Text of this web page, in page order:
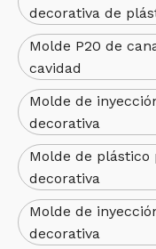
decorativa de
Molde P20 de
cavidad
Molde de
decorativa
Molde de plástico
decorativa
Molde de
decorativa